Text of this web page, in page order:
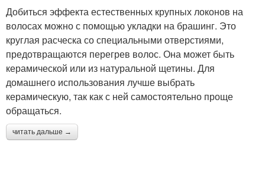
Добиться эффекта естественных крупных локонов на
волосах можно с помощью укладки на брашинг. Это
круглая расческа со специальными отверстиями,
предотвращаются перегрев волос. Она может быть
керамической или из натуральной щетины. Для
домашнего использования лучше выбрать
керамическую, так как с ней самостоятельно проще
обращаться.
читать дальше →